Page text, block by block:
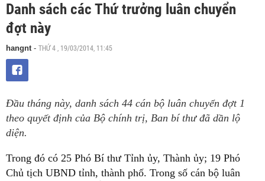
Danh sách các Thứ trưởng luân chuyển
đợt này
hangnt- THỨ 4 , 19/03/2014, 11:45
Đầu tháng này, danh sách 44 cán bộ luân chuyển đợt 1
theo quyết định của Bộ chính trị, Ban bí thư đã dần lộ
diện.
Trong đó có 25 Phó Bí thư Tỉnh ủy, Thành ủy; 19 Phó
Chủ tịch UBND tỉnh, thành phố. Trong số cán bộ luân